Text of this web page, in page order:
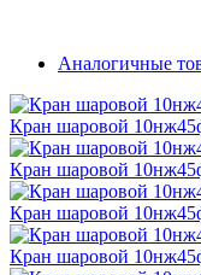
Аналогичные
Кран шаровой
Кран шаровой
Кран шаровой
Кран шаровой